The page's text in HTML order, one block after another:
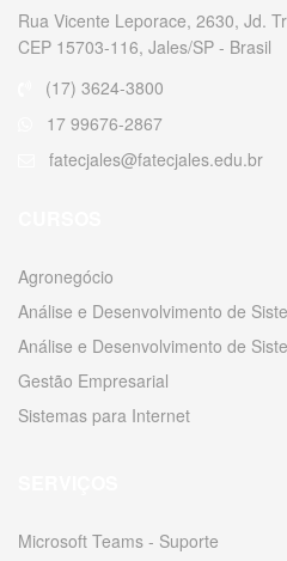
Rua Vicente Leporace, 2630, Jd.
CEP 15703-116, Jales/SP - Brasil
(17) 3624-3800
17 99676-2867
fatecjales@fatecjales.edu.br
Agronegócio
Análise e Desenvolvimento de
Análise e Desenvolvimento de
Gestão Empresarial
Sistemas para Internet
Microsoft Teams - Suporte